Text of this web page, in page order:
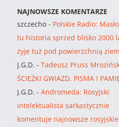
NAJNOWSZE KOMENTARZE
szczecho - Polskie Radio:
tu historia sprzed blisko 2000
żyje tuż pod powierzchnią
J.G.D. -Tadeusz Pruss
ŚCIEŻKI GWIAZD, PISMA I
J.G.D. -Andromeda: Rosyjski
intelektualista sarkastycznie
komentuje najnowsze